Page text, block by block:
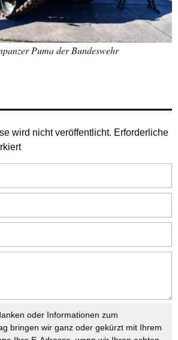
Puma der Bundeswehr
wird nicht veröffentlicht. Erforderliche
oder Informationen zum
bringen wir ganz oder gekürzt mit Ihrem